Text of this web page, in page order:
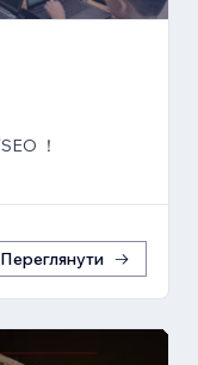
！
Переглянути